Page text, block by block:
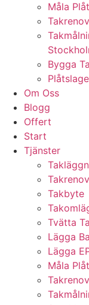
Måla
Bygga
Om Oss
Blogg
Offert
Start
Tjänster
Takbyte
Tvätta
Lägga
Lägga
Måla